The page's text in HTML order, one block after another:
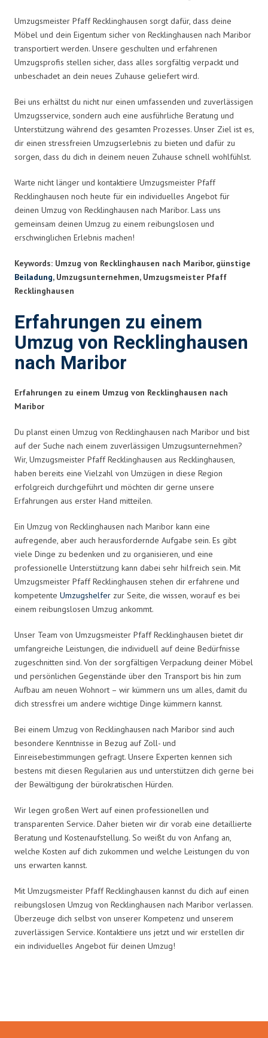
Umzugsmeister Pfaff Recklinghausen sorgt dafür, dass deine
Möbel und dein Eigentum sicher von Recklinghausen nach Maribor
transportiert werden. Unsere geschulten und erfahrenen
Umzugsprofis stellen sicher, dass alles sorgfältig verpackt und
unbeschadet an dein neues Zuhause geliefert wird.
Bei uns erhältst du nicht nur einen umfassenden und zuverlässigen
Umzugsservice, sondern auch eine ausführliche Beratung und
Unterstützung während des gesamten Prozesses. Unser Ziel ist es,
dir einen stressfreien Umzugserlebnis zu bieten und dafür zu
sorgen, dass du dich in deinem neuen Zuhause schnell wohlfühlst.
Warte nicht länger und kontaktiere Umzugsmeister Pfaff
Recklinghausen noch heute für ein individuelles Angebot für
deinen Umzug von Recklinghausen nach Maribor. Lass uns
gemeinsam deinen Umzug zu einem reibungslosen und
erschwinglichen Erlebnis machen!
Keywords: Umzug von Recklinghausen nach Maribor, günstige
Beiladung, Umzugsunternehmen, Umzugsmeister Pfaff
Recklinghausen
Erfahrungen zu einem
Umzug von Recklinghausen
nach Maribor
Erfahrungen zu einem Umzug von Recklinghausen nach
Maribor
Du planst einen Umzug von Recklinghausen nach Maribor und bist
auf der Suche nach einem zuverlässigen Umzugsunternehmen?
Wir, Umzugsmeister Pfaff Recklinghausen aus Recklinghausen,
haben bereits eine Vielzahl von Umzügen in diese Region
erfolgreich durchgeführt und möchten dir gerne unsere
Erfahrungen aus erster Hand mitteilen.
Ein Umzug von Recklinghausen nach Maribor kann eine
aufregende, aber auch herausfordernde Aufgabe sein. Es gibt
viele Dinge zu bedenken und zu organisieren, und eine
professionelle Unterstützung kann dabei sehr hilfreich sein. Mit
Umzugsmeister Pfaff Recklinghausen stehen dir erfahrene und
kompetente Umzugshelfer zur Seite, die wissen, worauf es bei
einem reibungslosen Umzug ankommt.
Unser Team von Umzugsmeister Pfaff Recklinghausen bietet dir
umfangreiche Leistungen, die individuell auf deine Bedürfnisse
zugeschnitten sind. Von der sorgfältigen Verpackung deiner Möbel
und persönlichen Gegenstände über den Transport bis hin zum
Aufbau am neuen Wohnort – wir kümmern uns um alles, damit du
dich stressfrei um andere wichtige Dinge kümmern kannst.
Bei einem Umzug von Recklinghausen nach Maribor sind auch
besondere Kenntnisse in Bezug auf Zoll- und
Einreisebestimmungen gefragt. Unsere Experten kennen sich
bestens mit diesen Regularien aus und unterstützen dich gerne bei
der Bewältigung der bürokratischen Hürden.
Wir legen großen Wert auf einen professionellen und
transparenten Service. Daher bieten wir dir vorab eine detaillierte
Beratung und Kostenaufstellung. So weißt du von Anfang an,
welche Kosten auf dich zukommen und welche Leistungen du von
uns erwarten kannst.
Mit Umzugsmeister Pfaff Recklinghausen kannst du dich auf einen
reibungslosen Umzug von Recklinghausen nach Maribor verlassen.
Überzeuge dich selbst von unserer Kompetenz und unserem
zuverlässigen Service. Kontaktiere uns jetzt und wir erstellen dir
ein individuelles Angebot für deinen Umzug!